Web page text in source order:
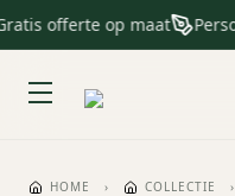
offerte op maat
HOME › COLLECTIE ›